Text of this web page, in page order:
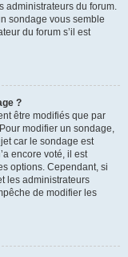
administrateurs du forum.
sondage vous semble
du forum s’il est
?
être modifiés que par
modifier un sondage,
car le sondage est
encore voté, il est
options. Cependant, si
les administrateurs
de modifier les